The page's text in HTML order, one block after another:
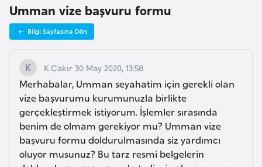
z
e
İ
ş
l
e
m
l
e
r
i
Umman vize başvuru formu
Bilgi Sayfasına Dön
K.Çakır 30 May 2020, 13:58
Merhabalar, Umman seyahatim için gerekli olan
vize başvurumu kurumunuzla birlikte
gerçekleştirmek istiyorum. İşlemler sırasında
benim de olmam gerekiyor mu? Umman vize
başvuru formu doldurulmasında siz yardımcı
oluyor musunuz? Bu tarz resmi belgelerin
A
u
s
t
u
r
y
a